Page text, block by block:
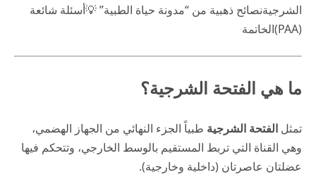
الشرجيةنصائح ذهبية من “مدونة حياة الطبية” 💡أسئلة شائعة
(PAA)
الخاتمة
ما هي الفتحة الشرجية؟
تمثل الفتحة الشرجية طبياً الجزء النهائي من الجهاز الهضمي،
وهي القناة التي تربط المستقيم بالوسط الخارجي، وتتحكم فيها
عضلتان عاصرتان (داخلية وخارجية).